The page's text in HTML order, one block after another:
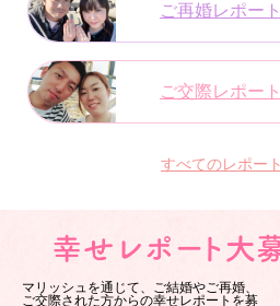
ご再婚レポート
ご交際レポート
すべてのレポー
マリッシュを通じて、ご結婚やご再婚、
ご交際された方からの幸せレポートを募